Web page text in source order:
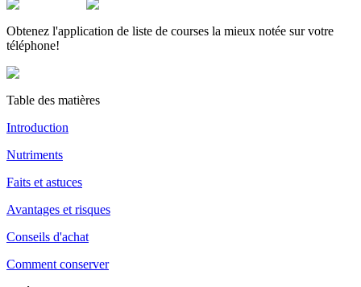
Obtenez l'application de liste de courses la mieux notée sur votre
téléphone!
Table des matières
Introduction
Nutriments
Faits et astuces
Avantages et risques
Conseils d'achat
Comment conserver